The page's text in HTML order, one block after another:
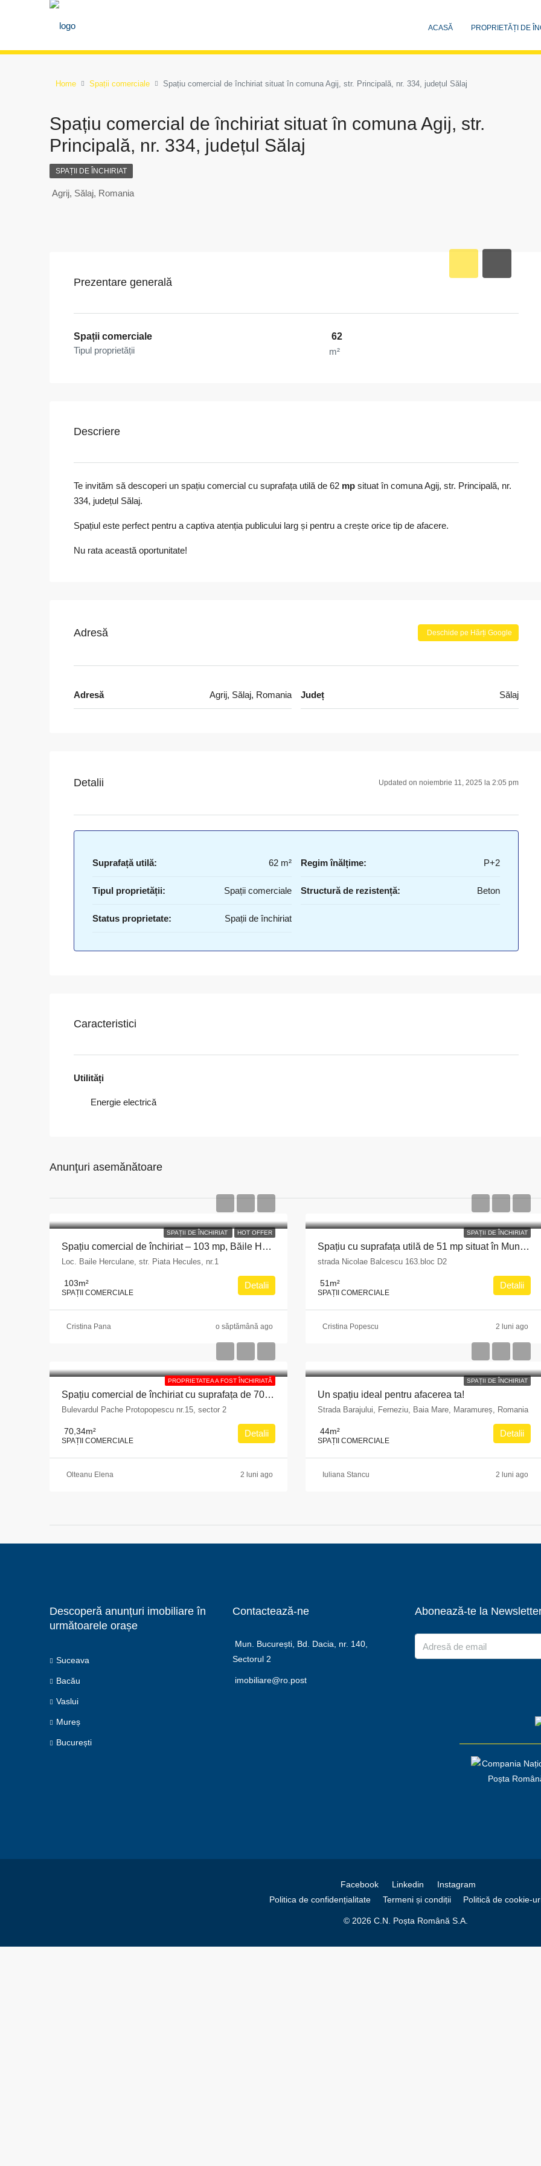
ACASĂ PROPRIETĂȚI DE
Home Spații comerciale Spațiu comercial de închiriat situat în comuna Agij, str. Principală, nr. 334, județul Sălaj
Spațiu comercial de închiriat situat în comuna Agij, str.
Principală, nr. 334, județul Sălaj
SPAȚII DE ÎNCHIRIAT
Agrij, Sălaj, Romania
Prezentare generală
Spații comerciale
Tipul proprietății
62
m²
Descriere
Te invităm să descoperi un spațiu comercial cu suprafața utilă de 62 mp situat în comuna Agij, str. Principală, nr.
334, județul Sălaj.
Spațiul este perfect pentru a captiva atenția publicului larg și pentru a crește orice tip de afacere.
Nu rata această oportunitate!
Adresă Deschide pe Hărți Google
Adresă Agrij, Sălaj, Romania Județ Sălaj
Detalii Updated on noiembrie 11, 2025 la 2:05 pm
Suprafață utilă: 62 m²
Tipul proprietății: Spații comerciale
Status proprietate: Spații de închiriat
Regim înălțime: P+2
Structură de rezistență: Beton
Caracteristici
Utilități
Energie electrică
Anunţuri asemănătoare
SPAȚII DE ÎNCHIRIAT HOT OFFER
Spațiu comercial de închiriat – 103 mp, Băile Herculane
Loc. Baile Herculane, str. Piata Hecules, nr.1
103m²
SPAȚII COMERCIALE
Detalii
Cristina Pana o săptămână ago
SPAȚII DE ÎNCHIRIAT
Spațiu cu suprafața utilă de 51 mp situat în Municipiul Pitești, str. Nicolae Bălcescu nr. 163, bloc D2, județul Argeș
strada Nicolae Balcescu 163.bloc D2
51 m²
SPAȚII COMERCIALE
Detalii
Cristina Popescu 2 luni ago
PROPRIETATEA A FOST ÎNCHIRIATĂ
Spațiu comercial de închiriat cu suprafața de 70,34 mp situat în Municipiul București, Bulevardul Pache Protopopescu, nr. 15, sector 2
Bulevardul Pache Protopopescu nr.15, sector 2
70,34m²
SPAȚII COMERCIALE
Detalii
Olteanu Elena 2 luni ago
SPAȚII DE ÎNCHIRIAT
Un spațiu ideal pentru afacerea ta!
Strada Barajului, Ferneziu, Baia Mare, Maramureș, Romania
44m²
SPAȚII COMERCIALE
Detalii
Iuliana Stancu 2 luni ago
Descoperă anunțuri imobiliare în
următoarele orașe
Suceava
Bacău
Vaslui
Mureș
București
Contactează-ne
Mun. București, Bd. Dacia, nr. 140,
Sectorul 2
imobiliare@ro.post
Abonează-te la
Facebook Linkedin
Instagram
Politica de confidențialitate
Termeni și condiții Politică de cookie-
© 2026 C.N. Poșta Română S.A.